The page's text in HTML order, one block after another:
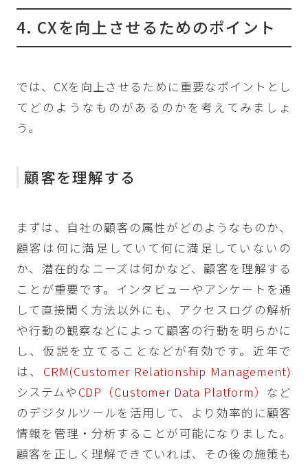
4. CXを向上させるためのポイント
では、CXを向上させるために重要なポイントとし
てどのようなものがあるのかを考えてみましょ
う。
顧客を理解する
まずは、自社の顧客の属性がどのようなものか、
顧客は何に満足していて何に満足していないの
か、潜在的なニーズは何かなど、顧客を理解する
ことが重要です。インタビューやアンケートを通
して直接聞く方法以外にも、アクセスログの解析
や行動の観察などによって顧客の行動を明らかに
し、仮説を立てることなどが有効です。近年で
は、 CRM(Customer Relationship Management)
システムや CDP（Customer Data Platform） など
のデジタルツールを活用して、より効率的に顧客
情報を管理・分析することが可能になりました。
顧客を正しく理解できていれば、その後の施策も